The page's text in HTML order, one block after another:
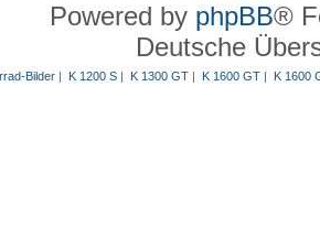
Powered by phpBB®
Deutsche
Bilder| K 1200 S| K 1300 GT| K 1600 GT| K 1600